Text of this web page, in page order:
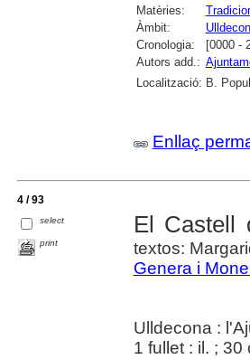
Matèries:
Àmbit:
Cronologia:
[0000 -
Autors add.:
Localització: B.
Enllaç
4 / 93
select
print
El Castell
textos:
Genera i
Ulldecona :
1 fullet : il. ; 30